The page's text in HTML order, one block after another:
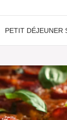
PETIT DÉJEUNER